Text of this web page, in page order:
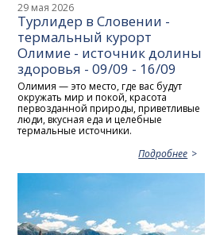
29 мая 2026
Турлидер в Словении -
термальный курорт
Олимие - источник долины
здоровья - 09/09 - 16/09
Олимия — это место, где вас будут
окружать мир и покой, красота
первозданной природы, приветливые
люди, вкусная еда и целебные
термальные источники.
Подробнее